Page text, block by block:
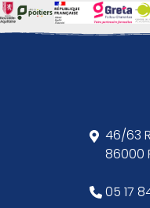
46/63
86000
05 17